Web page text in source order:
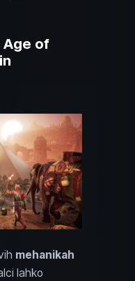
Age of
mehanikah
lahko